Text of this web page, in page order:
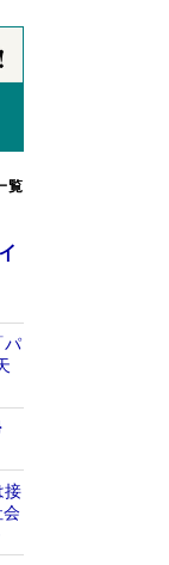
覧
パ
接
会